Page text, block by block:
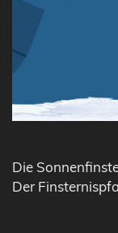
Die
Der